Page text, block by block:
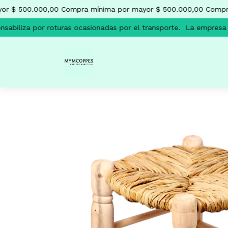
$ 500.000,00 Compra mínima por mayor $ 500.000,00
por roturas ocasionadas por el transporte. La empresa